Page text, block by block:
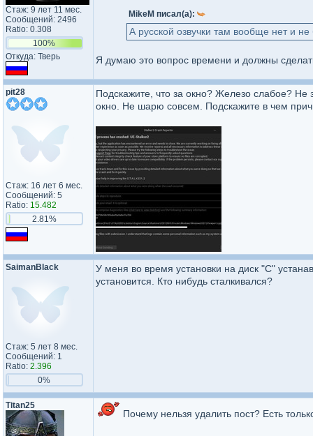
Стаж: 9 лет 11 мес.
Сообщений: 2496
Ratio: 0.308
100%
Откуда: Тверь
MikeM писал(а):
А русской озвучки там вообще нет и не
Я думаю это вопрос времени и должны
pit28
Стаж: 16 лет 6 мес.
Сообщений: 5
Ratio: 15.482
2.81%
Подскажите, что за окно? Железо слабое? Не
окно. Не шарю совсем. Подскажите в чем
SaimanBlack
Стаж: 5 лет 8 мес.
Сообщений: 1
Ratio: 2.396
0%
У меня во время установки на диск "C"
установится. Кто нибудь сталкивался?
Titan25
Почему нельзя удалить пост? Есть